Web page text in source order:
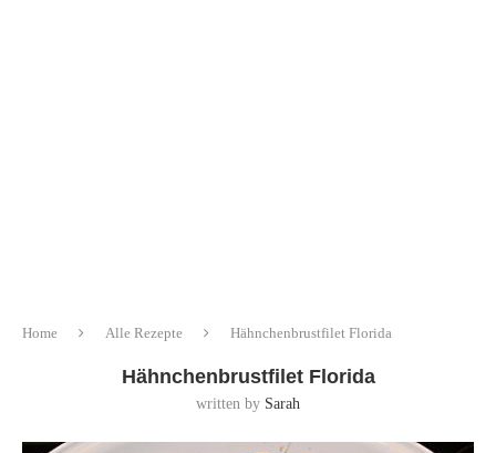
Home Alle Rezepte Hähnchenbrustfilet Florida
Hähnchenbrustfilet Florida
written by Sarah